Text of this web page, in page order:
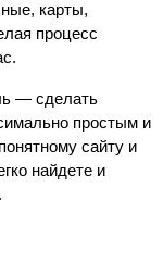
карты,
процесс
— сделать
простым и
сайту и
найдете и